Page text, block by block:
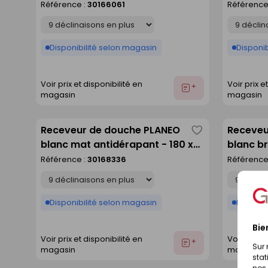
Sur
Référence : 30166061
Disponibilité selon magasin
Voir prix et disponibilité en
magasin
Ajouter
90 cm
Voir prix
magasin
Receveur de douche PLANEO
blanc mat antidérapant - 180 x
80 cm
Référence : 30168336
Disponibilité selon magasin
Voir prix et disponibilité en
magasin
Ajouter
Enregistrer
commeblanc
Déclinaison
Voir prix
magasin